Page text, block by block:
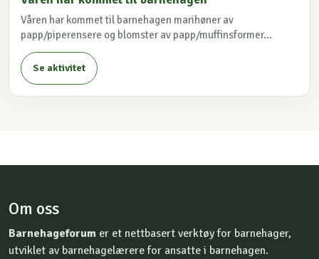
Våren har kommet til barnehagen marihøner av
papp/piperensere og blomster av papp/muffinsformer...
Se aktivitet
Om oss
Barnehageforum er et nettbasert verktøy for barnehager,
utviklet av barnehagelærere for ansatte i barnehagen.